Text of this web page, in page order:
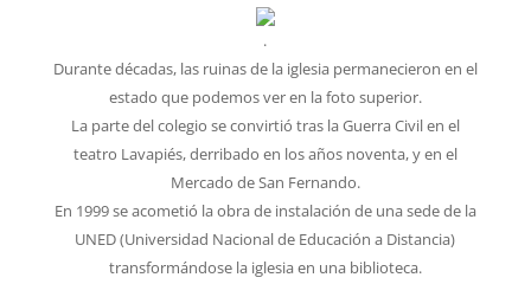
.
Durante décadas, las ruinas de la iglesia permanecieron en el
estado que podemos ver en la foto superior.
La parte del colegio se convirtió tras la Guerra Civil en el
teatro Lavapiés, derribado en los años noventa, y en el
Mercado de San Fernando.
En 1999 se acometió la obra de instalación de una sede de la
UNED (Universidad Nacional de Educación a Distancia)
transformándose la iglesia en una biblioteca.